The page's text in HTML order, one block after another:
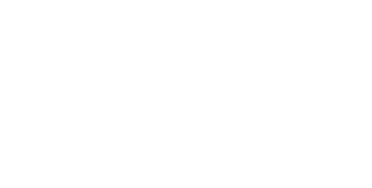
по записям